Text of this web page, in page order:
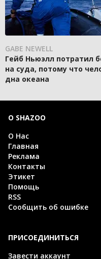
GABE NEWELL
Гейб Ньюэлл потратил
на суда, потому что
дна океана
О SHAZOO
О Нас
Главная
Реклама
Контакты
Этикет
Помощь
RSS
Сообщить об ошибке
ПРИСОЕДИНИТЬСЯ
Завести аккаунт